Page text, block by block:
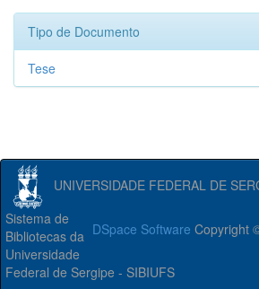
Tipo de Documento
Tese
UNIVERSIDADE FEDERAL DE
DSpace Software Copyright
Sistema de
Bibliotecas da
Universidade
Federal de Sergipe - SIBIUFS